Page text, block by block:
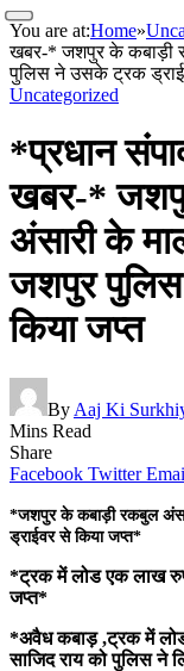
You are at:Home»
खबर-* जशपुर के कबाड़ी
पुलिस ने उसके ट्रक
Uncategorized
*प्रधान
खबर-*
अंसारी के
जशपुर
किया जप्त
By Aaj Ki
Mins Read
Share
Facebook Twitter
*जशपुर के कबाड़ी रकबुल
ड्राईवर से किया जप्त*
*ट्रक में लोड एक लाख
जप्त*
*अवैध कबाड़ ,ट्रक में लोड
साजिद राय को पुलिस ने